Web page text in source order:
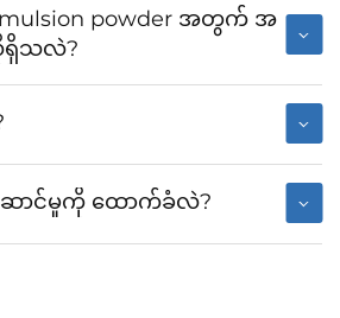
powder အတွက် အ
ရှိသလဲ?
ောင်မှုကို ထောက်ခံလဲ?